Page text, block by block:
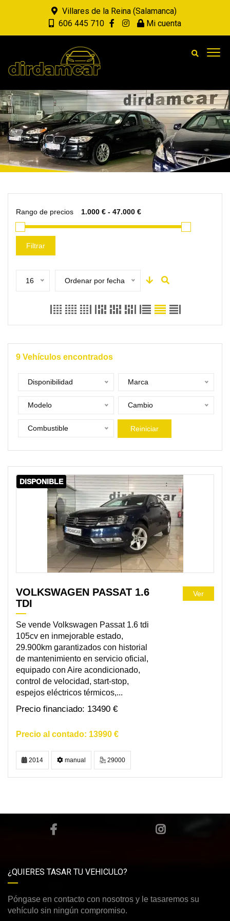
Villares de la Reina (Salamanca)
606 445 710
Mi cuenta
Rango de precios
Filtrar
16 Ordenar por fecha
9 Vehículos encontrados
Disponibilidad Marca
Modelo Cambio
Combustible Reiniciar
DISPONIBLE
VOLKSWAGEN PASSAT 1.6
TDI
Se vende Volkswagen Passat 1.6 tdi
105cv en inmejorable estado,
29.900km garantizados con historial
de mantenimiento en servicio oficial,
equipado con Aire acondicionado,
control de velocidad, start-stop,
espejos eléctricos térmicos,...
13490 €
13990 €
Ver
2014 manual 29000
¿QUIERES TASAR TU VEHICULO?
Póngase en contacto con nosotros y le tasaremos su
vehículo sin ningún compromiso.